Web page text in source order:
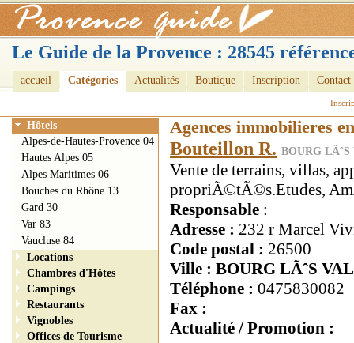
Le Guide de la Provence : 28545
accueil Catégories Actualités Boutique Inscription Contact
Agences immobilieres
Bouteillon R. BOURG
Vente de terrains, villas,
propriÃ©tÃ©s.Etudes,
Responsable :
Adresse : 232 r Marcel
Code postal : 26500
Ville : BOURG LÃˆS
Téléphone : 0475830082
Fax :
Actualité / Promotion :
Hôtels
Alpes-de-Hautes-Provence 04
Hautes Alpes 05
Alpes Maritimes 06
Bouches du Rhône 13
Gard 30
Var 83
Vaucluse 84
Locations
Chambres d'Hôtes
Campings
Restaurants
Vignobles
Offices de Tourisme